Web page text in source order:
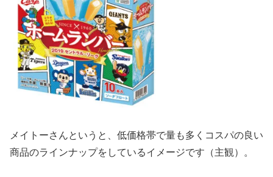
メイトーさんというと、低価格帯で量も多くコスパの良い
商品のラインナップをしているイメージです（主観）。